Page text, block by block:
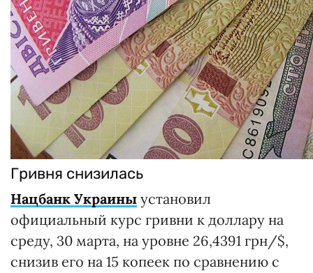
Гривня снизилась
Нацбанк Украины установил
официальный курс гривни к доллару на
среду, 30 марта, на уровне 26,4391 грн/$,
снизив его на 15 копеек по сравнению с